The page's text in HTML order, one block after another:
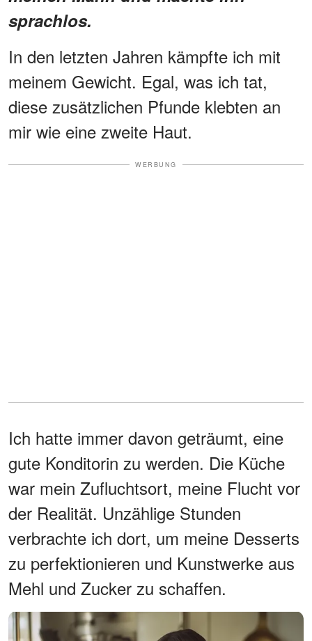
sprachlos.
In den letzten Jahren kämpfte ich mit
meinem Gewicht. Egal, was ich tat,
diese zusätzlichen Pfunde klebten an
mir wie eine zweite Haut.
WERBUNG
Ich hatte immer davon geträumt, eine
gute Konditorin zu werden. Die Küche
war mein Zufluchtsort, meine Flucht vor
der Realität. Unzählige Stunden
verbrachte ich dort, um meine Desserts
zu perfektionieren und Kunstwerke aus
Mehl und Zucker zu schaffen.